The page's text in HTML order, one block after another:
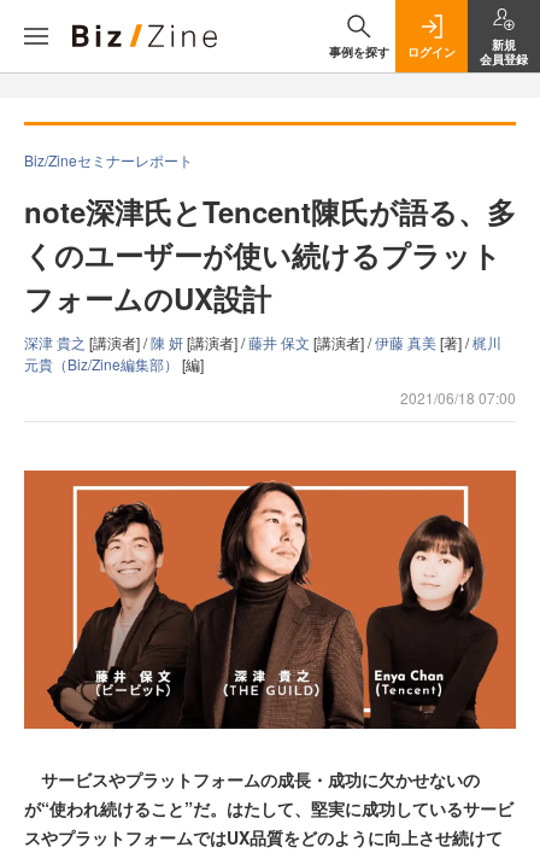
事例を探す ログイン
新規
会員登録
Biz/Zineセミナーレポート
note深津氏とTencent陳氏が語る、多
くのユーザーが使い続けるプラット
フォームのUX設計
深津 貴之 [講演者] /陳 妍[講演者] /藤井 保文 [講演者] /伊藤 真美[著] /梶川
元貴（Biz/Zine編集部） [編]
2021/06/18 07:00
サービスやプラットフォームの成長・成功に欠かせないの
が“使われ続けること”だ。はたして、堅実に成功しているサービ
スやプラットフォームではUX品質をどのように向上させ続けて